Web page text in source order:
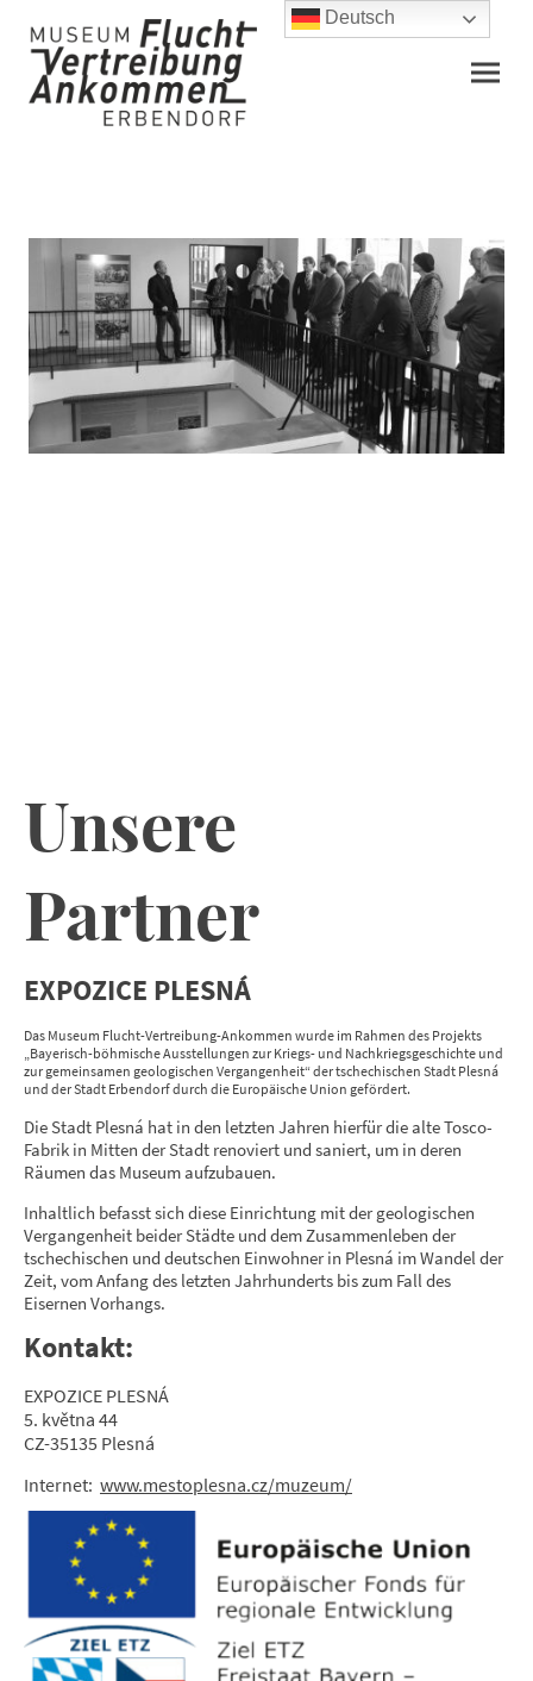
Unsere
Partner
EXPOZICE PLESNÁ
Das Museum Flucht-Vertreibung-Ankommen wurde im Rahmen des Projekts
„Bayerisch-böhmische Ausstellungen zur Kriegs- und Nachkriegsgeschichte und
zur gemeinsamen geologischen Vergangenheit“ der tschechischen Stadt Plesná
und der Stadt Erbendorf durch die Europäische Union gefördert.
Die Stadt Plesná hat in den letzten Jahren hierfür die alte Tosco-
Fabrik in Mitten der Stadt renoviert und saniert, um in deren
Räumen das Museum aufzubauen.
Inhaltlich befasst sich diese Einrichtung mit der geologischen
Vergangenheit beider Städte und dem Zusammenleben der
tschechischen und deutschen Einwohner in Plesná im Wandel der
Zeit, vom Anfang des letzten Jahrhunderts bis zum Fall des
Eisernen Vorhangs.
Kontakt:
EXPOZICE PLESNÁ
5. května 44
CZ-35135 Plesná
Internet: www.mestoplesna.cz/muzeum/
Deutsch